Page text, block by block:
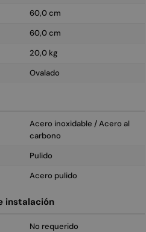
60,0 cm
60,0 cm
20,0 kg
Ovalado
Acero inoxidable / Acero al
carbono
Pulido
Acero pulido
instalación
No requerido